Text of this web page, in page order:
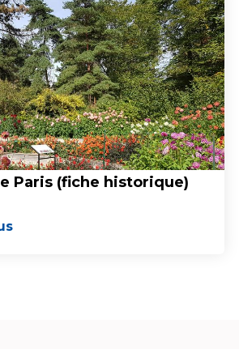
Paris (fiche historique)